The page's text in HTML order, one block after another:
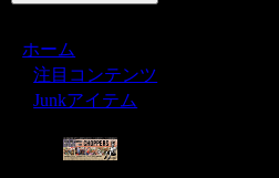
ホーム
注目コンテンツ
Junkアイテム